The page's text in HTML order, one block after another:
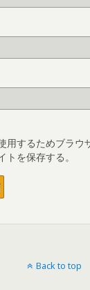
用するためブラウ
トを保存する。
Back to top